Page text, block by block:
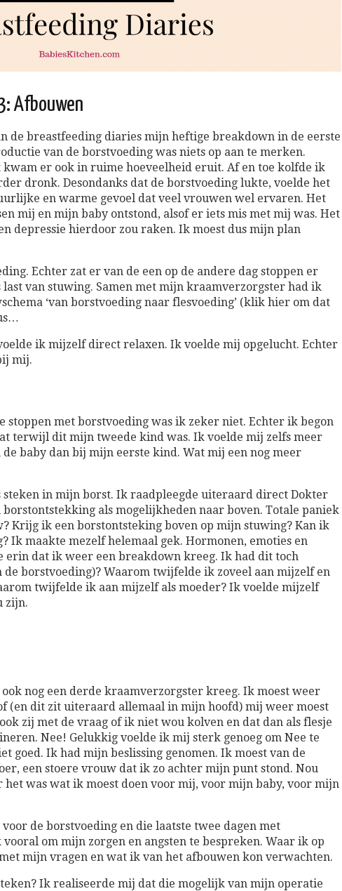
Afbouwen
de breastfeeding diaries mijn heftige breakdown in de eerste
van de borstvoeding was niets op aan te merken.
er ook in ruime hoeveelheid eruit. Af en toe kolfde ik
dronk. Desondanks dat de borstvoeding lukte, voelde het
en warme gevoel dat veel vrouwen wel ervaren. Het
mij en mijn baby ontstond, alsof er iets mis met mij was. Het
depressie hierdoor zou raken. Ik moest dus mijn plan
Echter zat er van de een op de andere dag stoppen er
van stuwing. Samen met mijn kraamverzorgster had ik
‘van borstvoeding naar flesvoeding’ (klik hier om dat
ik mijzelf direct relaxen. Ik voelde mij opgelucht. Echter
mij.
stoppen met borstvoeding was ik zeker niet. Echter ik begon
terwijl dit mijn tweede kind was. Ik voelde mij zelfs meer
baby dan bij mijn eerste kind. Wat mij een nog meer
steken in mijn borst. Ik raadpleegde uiteraard direct Dokter
als mogelijkheden naar boven. Totale paniek
Krijg ik een borstontsteking boven op mijn stuwing? Kan ik
Ik maakte mezelf helemaal gek. Hormonen, emoties en
erin dat ik weer een breakdown kreeg. Ik had dit toch
de borstvoeding)? Waarom twijfelde ik zoveel aan mijzelf en
twijfelde ik aan mijzelf als moeder? Ik voelde mijzelf
zijn.
nog een derde kraamverzorgster kreeg. Ik moest weer
(en dit zit uiteraard allemaal in mijn hoofd) mij weer moest
zij met de vraag of ik niet wou kolven en dat dan als flesje
Nee! Gelukkig voelde ik mij sterk genoeg om Nee te
goed. Ik had mijn beslissing genomen. Ik moest van de
een stoere vrouw dat ik zo achter mijn punt stond. Nou
was wat ik moest doen voor mij, voor mijn baby, voor mijn
de borstvoeding en die laatste twee dagen met
om mijn zorgen en angsten te bespreken. Waar ik op
mijn vragen en wat ik van het afbouwen kon verwachten.
Ik realiseerde mij dat die mogelijk van mijn operatie